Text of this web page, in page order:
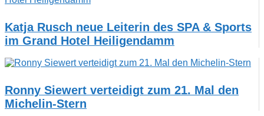
Katja Rusch neue Leiterin des SPA & Sports
im Grand Hotel Heiligendamm
Ronny Siewert verteidigt zum 21. Mal den
Michelin-Stern